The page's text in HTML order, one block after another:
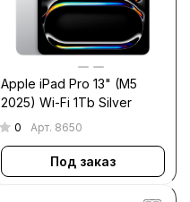
Apple iPad Pro 13" (M5
2025) Wi-Fi 1Tb Silver
0 Арт. 8650
Под заказ